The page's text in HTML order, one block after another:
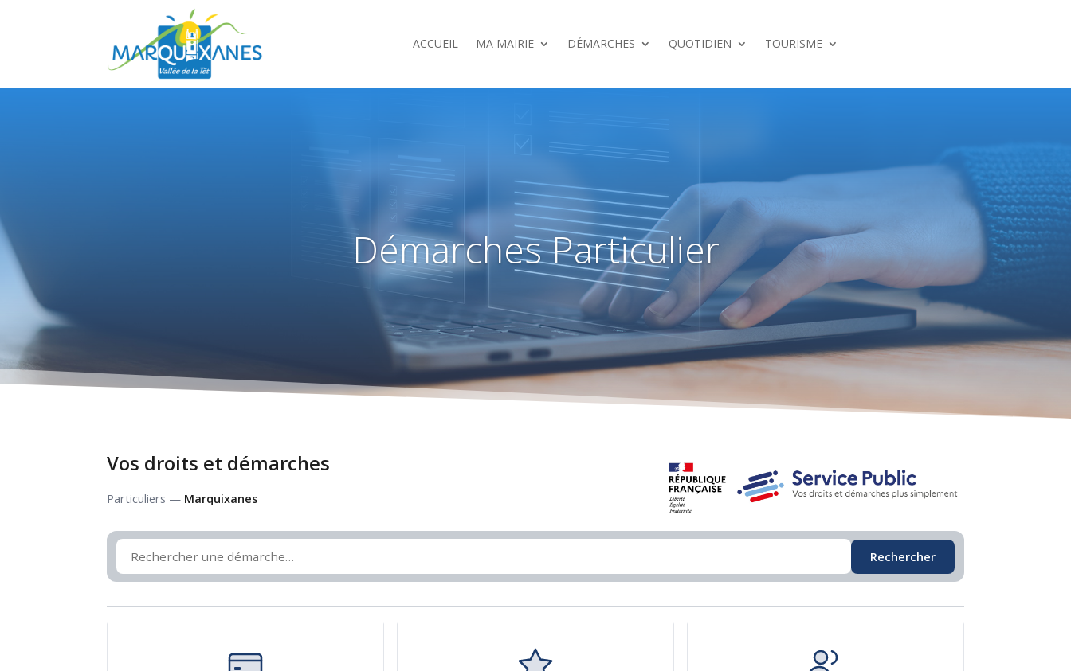
ACCUEIL MA MAIRIE DÉMARCHES QUOTIDIEN TOURISME
Démarches Particulier
Vos droits et démarches
Particuliers — Marquixanes
Rechercher